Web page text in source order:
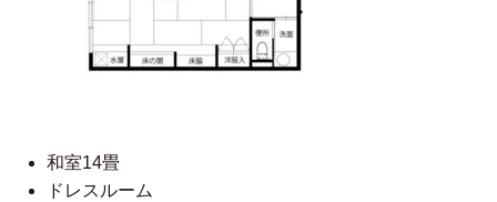
和室14畳
ドレスルーム